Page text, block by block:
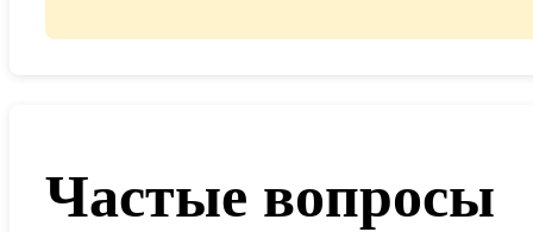
Частые вопросы